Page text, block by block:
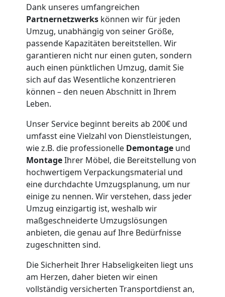
Dank unseres umfangreichen
Partnernetzwerks können wir für jeden
Umzug, unabhängig von seiner Größe,
passende Kapazitäten bereitstellen. Wir
garantieren nicht nur einen guten, sondern
auch einen pünktlichen Umzug, damit Sie
sich auf das Wesentliche konzentrieren
können – den neuen Abschnitt in Ihrem
Leben.
Unser Service beginnt bereits ab 200€ und
umfasst eine Vielzahl von Dienstleistungen,
wie z.B. die professionelle Demontage und
MontageIhrer Möbel, die Bereitstellung von
hochwertigem Verpackungsmaterial und
eine durchdachte Umzugsplanung, um nur
einige zu nennen. Wir verstehen, dass jeder
Umzug einzigartig ist, weshalb wir
maßgeschneiderte Umzugslösungen
anbieten, die genau auf Ihre Bedürfnisse
zugeschnitten sind.
Die Sicherheit Ihrer Habseligkeiten liegt uns
am Herzen, daher bieten wir einen
vollständig versicherten Transportdienst an,
Umzugshelfer
Feldkirch
Möbeltaxi
Feldkirch
Kleintransport
Feldkirch
Möbelmontage
Feldkirch